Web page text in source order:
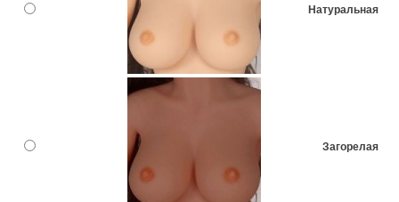
Натуральная
Загорелая